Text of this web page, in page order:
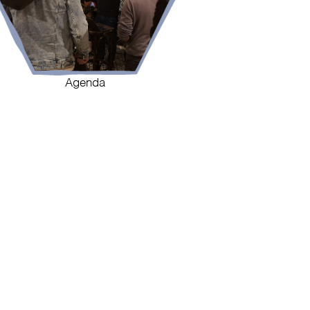
Agenda